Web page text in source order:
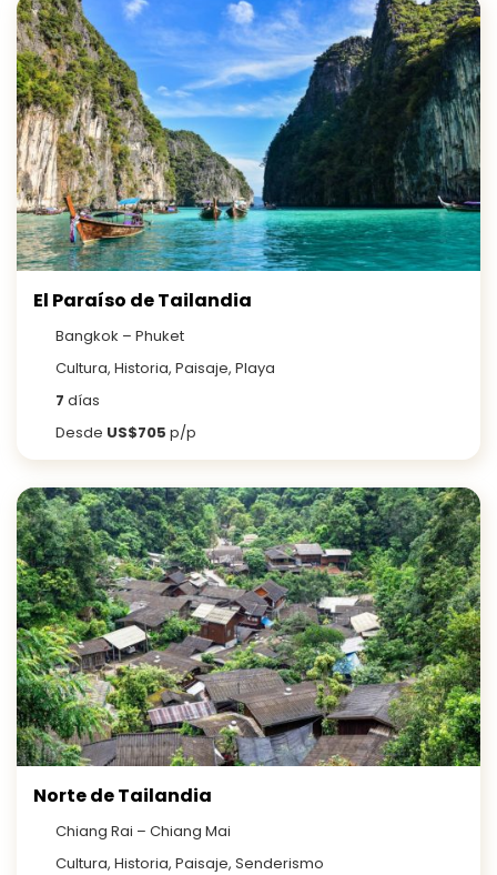
El Paraíso de Tailandia
Bangkok – Phuket
Cultura, Historia, Paisaje, Playa
7 días
Desde US$705 p/p
Norte de Tailandia
Chiang Rai – Chiang Mai
Cultura, Historia, Paisaje, Senderismo